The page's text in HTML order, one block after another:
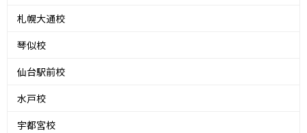
札幌大通校
琴似校
仙台駅前校
水戸校
宇都宮校